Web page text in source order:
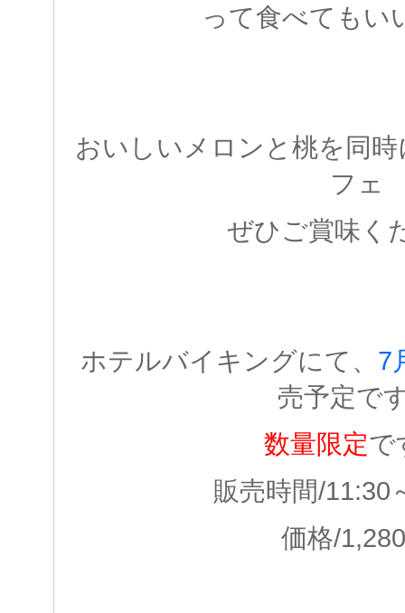
って食べてもい
おいしいメロンと桃を同
フェ
ぜひご賞味く
ホテルバイキングにて、 7
売予定で
数量限定で
販売時間/11:30
価格/